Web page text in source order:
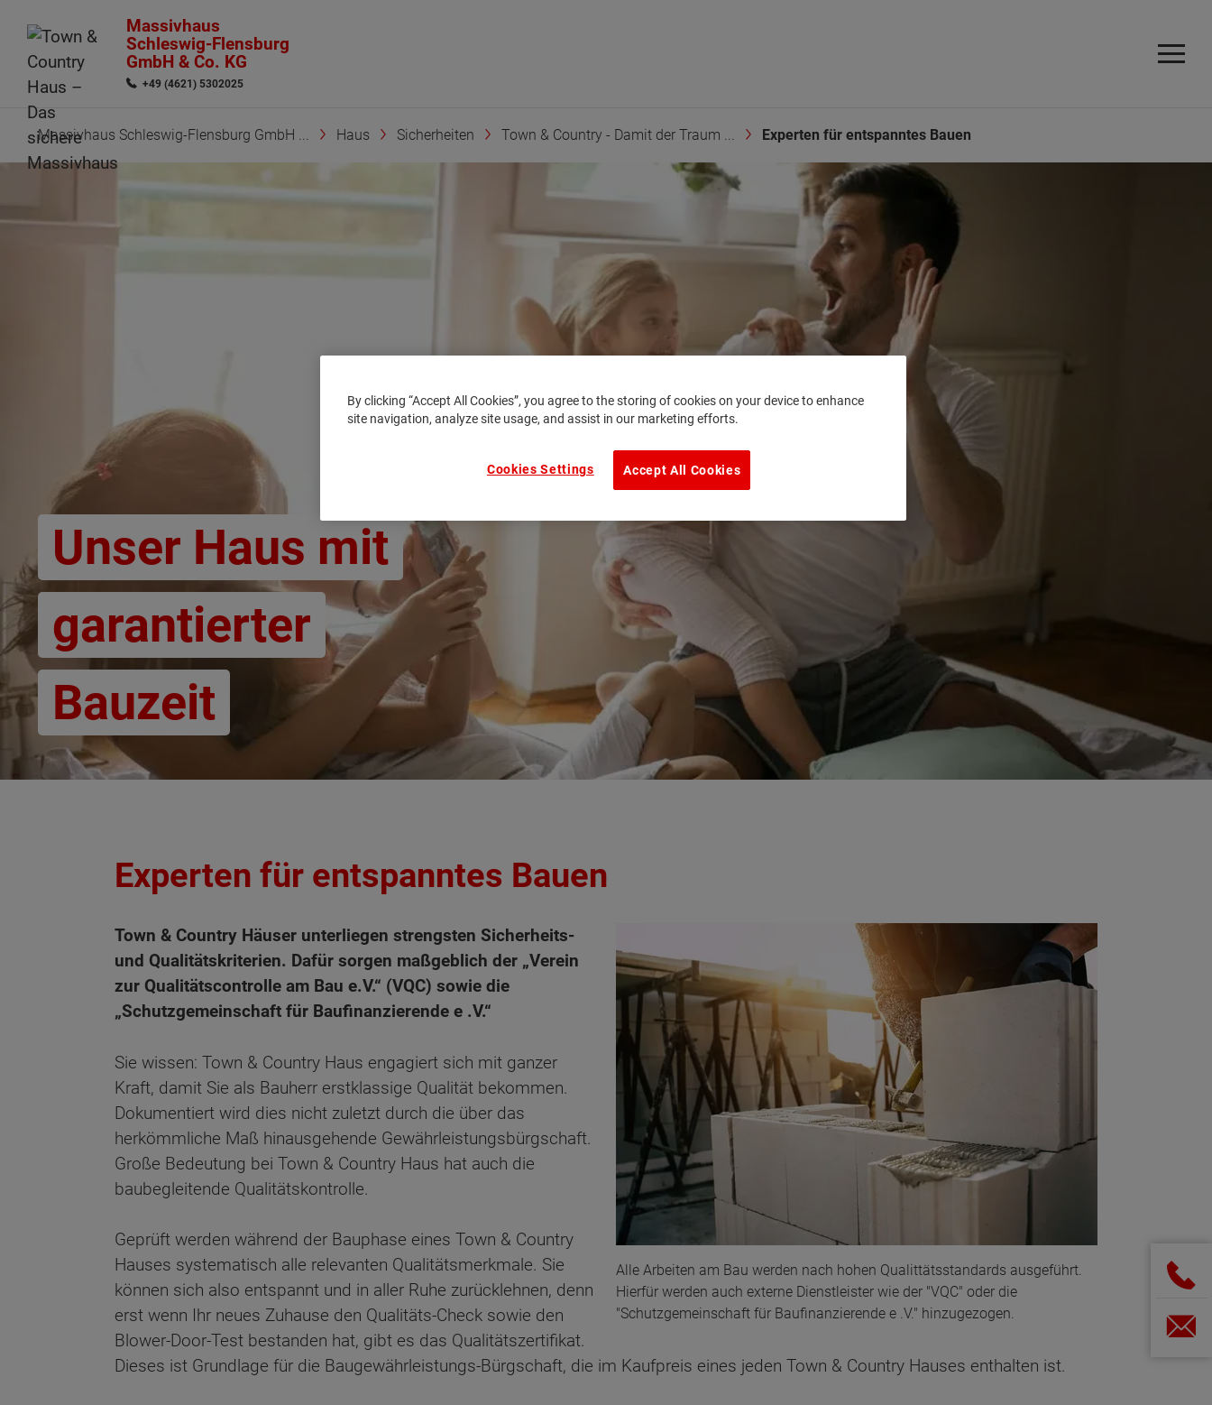
Massivhaus
Schleswig-Flensburg
GmbH & Co. KG
+49 (4621) 5302025
Massivhaus Schleswig-Flensburg GmbH ... Haus Sicherheiten Town & Country - Damit der Traum ... Experten für entspanntes Bauen
Unser Haus mit
garantierter
Bauzeit
Experten für entspanntes Bauen
Alle Arbeiten am Bau werden nach hohen Qualittätsstandards ausgeführt.
Hierfür werden auch externe Dienstleister wie der "VQC" oder die
"Schutzgemeinschaft für Baufinanzierende e .V." hinzugezogen.
Town & Country Häuser unterliegen strengsten Sicherheits-
und Qualitätskriterien. Dafür sorgen maßgeblich der „Verein
zur Qualitätscontrolle am Bau e.V.“ (VQC) sowie die
„Schutzgemeinschaft für Baufinanzierende e .V.“
Sie wissen: Town & Country Haus engagiert sich mit ganzer
Kraft, damit Sie als Bauherr erstklassige Qualität bekommen.
Dokumentiert wird dies nicht zuletzt durch die über das
herkömmliche Maß hinausgehende Gewährleistungsbürgschaft.
Große Bedeutung bei Town & Country Haus hat auch die
baubegleitende Qualitätskontrolle.
Geprüft werden während der Bauphase eines Town & Country
Hauses systematisch alle relevanten Qualitätsmerkmale. Sie
können sich also entspannt und in aller Ruhe zurücklehnen, denn
erst wenn Ihr neues Zuhause den Qualitäts-Check sowie den
Blower-Door-Test bestanden hat, gibt es das Qualitätszertifikat.
Dieses ist Grundlage für die Baugewährleistungs-Bürgschaft, die im Kaufpreis eines jeden Town & Country Hauses enthalten ist.
By clicking “Accept All Cookies”, you agree to the storing of cookies on your device to enhance
site navigation, analyze site usage, and assist in our marketing efforts.
Accept All Cookies
Cookies Settings